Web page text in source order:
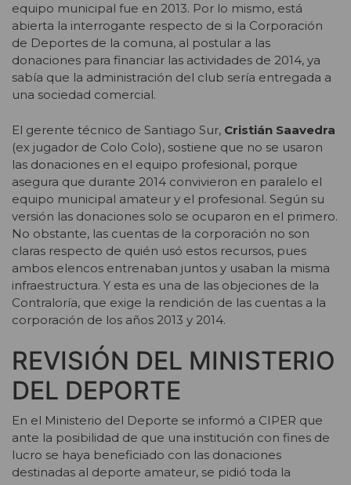
equipo municipal fue en 2013. Por lo mismo, está
abierta la interrogante respecto de si la Corporación
de Deportes de la comuna, al postular a las
donaciones para financiar las actividades de 2014, ya
sabía que la administración del club sería entregada a
una sociedad comercial.
El gerente técnico de Santiago Sur, Cristián Saavedra
(ex jugador de Colo Colo), sostiene que no se usaron
las donaciones en el equipo profesional, porque
asegura que durante 2014 convivieron en paralelo el
equipo municipal amateur y el profesional. Según su
versión las donaciones solo se ocuparon en el primero.
No obstante, las cuentas de la corporación no son
claras respecto de quién usó estos recursos, pues
ambos elencos entrenaban juntos y usaban la misma
infraestructura. Y esta es una de las objeciones de la
Contraloría, que exige la rendición de las cuentas a la
corporación de los años 2013 y 2014.
REVISIÓN DEL MINISTERIO
DEL DEPORTE
En el Ministerio del Deporte se informó a CIPER que
ante la posibilidad de que una institución con fines de
lucro se haya beneficiado con las donaciones
destinadas al deporte amateur, se pidió toda la